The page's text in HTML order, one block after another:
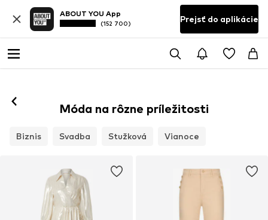
ABOUT YOU App
(152 700) Prejsť do aplikácie
Móda na rôzne príležitosti
Biznis Svadba Stužková Vianoce